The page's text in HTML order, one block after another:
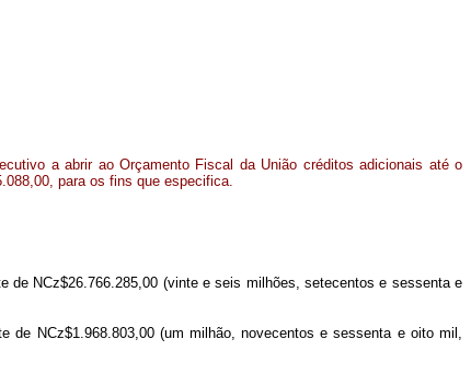
a abrir ao Orçamento Fiscal da União créditos adicionais até o
para os fins que especifica.
de NCz$26.766.285,00 (vinte e seis milhões, setecentos e sessenta e
de NCz$1.968.803,00 (um milhão, novecentos e sessenta e oito mil,